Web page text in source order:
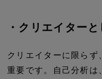
・クリエイター
クリエイターに限らず
重要です。自己分析は